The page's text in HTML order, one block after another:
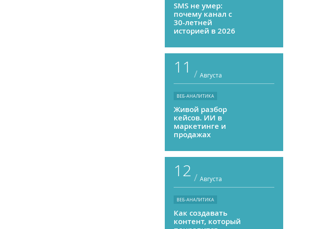
SMS не умер:
почему канал с
30-летней
историей в 2026
приносить ROMI
выше, чем
мессенджеры
11 / Августа
ВЕБ-АНАЛИТИКА
Живой разбор
кейсов. ИИ в
маркетинге и
продажах
12 / Августа
ВЕБ-АНАЛИТИКА
Как создавать
контент, который